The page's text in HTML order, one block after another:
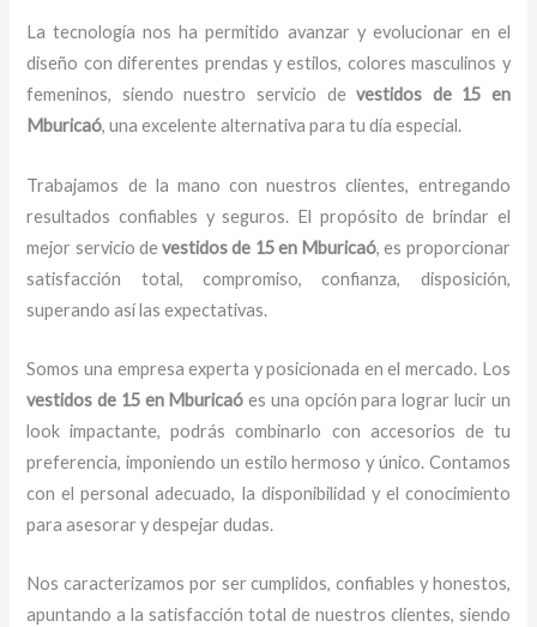
La tecnología nos ha permitido avanzar y evolucionar en el
diseño con diferentes prendas y estilos, colores masculinos y
femeninos, siendo nuestro servicio devestidos de 15 en
Mburicaó, una excelente alternativa para tu día especial.
Trabajamos de la mano con nuestros clientes, entregando
resultados confiables y seguros. El propósito de brindar el
mejor servicio devestidos de 15en Mburicaó, es proporcionar
satisfacción total, compromiso, confianza, disposición,
superando así las expectativas.
Somos una empresa experta y posicionada en el mercado. Los
vestidos de 15 en Mburicaóes una opción para lograr lucir un
look impactante, podrás combinarlo con accesorios de tu
preferencia, imponiendo un estilo hermoso y único. Contamos
con el personal adecuado, la disponibilidad y el conocimiento
para asesorar y despejar dudas.
Nos caracterizamos por ser cumplidos, confiables y honestos,
apuntando a la satisfacción total de nuestros clientes, siendo